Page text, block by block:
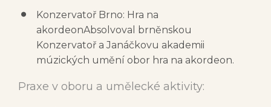
Konzervatoř Brno: Hra na
akordeonAbsolvoval brněnskou
Konzervatoř a Janáčkovu akademii
múzických umění obor hra na akordeon.
Praxe v oboru a umělecké aktivity: